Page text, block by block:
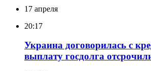
17 апреля
20:17
Украина договорилась с
выплату госдолга